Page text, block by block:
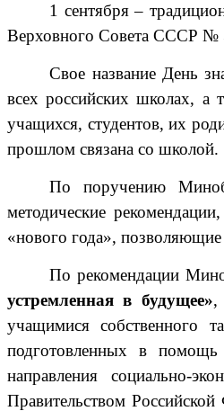
1 сентября –
Верховного Совета СССР №
Свое название День
всех российских школах, а
учащихся, студентов, их
прошлом связана со школой.
По поручению
методические
«нового года»,
По рекомендации
устремленная в будущее»,
учащимися собственного
подготовленных в помощь
направления социально-
Правительством